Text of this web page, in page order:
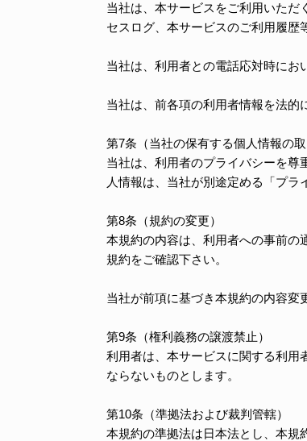
当社は、本サービスをご利用いただ
セスログ、本サービスのご利用履歴
当社は、利用者との電話応対時にお
当社は、前各項の利用者情報を法的
第7条（当社の保有する個人情報の取
当社は、利用者のプライバシーを尊
人情報は、当社が別途定める「プラ
第8条（規約の変更）
本規約の内容は、利用者への事前の
規約をご確認下さい。
当社が前項に基づき本規約の内容変
第9条（権利義務の譲渡禁止）
利用者は、本サービスに関する利用
ならないものとします。
第10条（準拠法および裁判管轄）
本規約の準拠法は日本法とし、本規